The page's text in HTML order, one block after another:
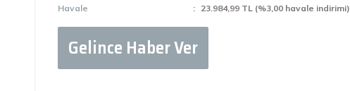
Havale
23.984,99 TL (%3,00 havale indirimi)
Gelince Haber Ver